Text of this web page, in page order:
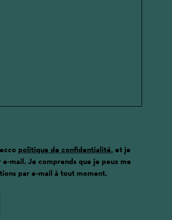
politique de confidentialité, et je
mail. Je comprends que je peux me
par e-mail à tout moment.